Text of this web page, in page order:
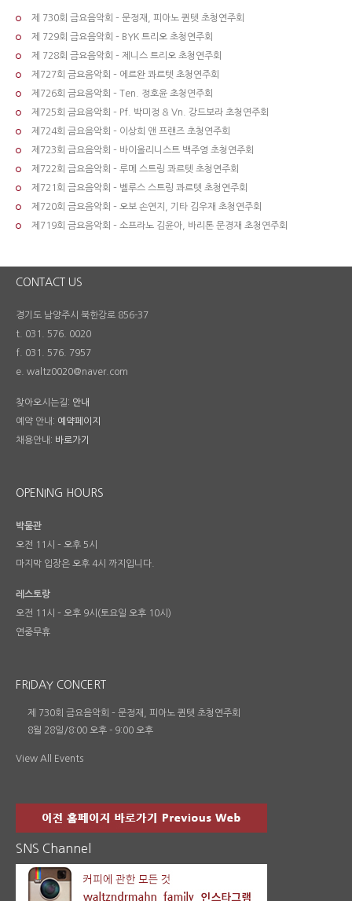
제 730회 금요음악회 – 문정재, 피아노 퀸텟 초청연주회
제 729회 금요음악회 – BYK 트리오 초청연주회
제 728회 금요음악회 – 제니스 트리오 초청연주회
제727회 금요음악회 – 에르완 콰르텟 초청연주회
제726회 금요음악회 – Ten. 정호윤 초청연주회
제725회 금요음악회 – Pf. 박미정 & Vn. 강드보라 초청연주회
제724회 금요음악회 – 이상희 앤 프랜즈 초청연주회
제723회 금요음악회 – 바이올리니스트 백주영 초청연주회
제722회 금요음악회 – 루메 스트링 콰르텟 초청연주회
제721회 금요음악회 – 벨루스 스트링 콰르텟 초청연주회
제720회 금요음악회 – 오보 손연지, 기타 김우재 초청연주회
제719회 금요음악회 – 소프라노 김윤아, 바리톤 문경재 초청연주회
CONTACT US
경기도 남양주시 북한강로 856-37
t. 031. 576. 0020
f. 031. 576. 7957
e. waltz0020@naver.com
찾아오시는길: 안내
예약 안내: 예약페이지
채용안내: 바로가기
OPENING HOURS
박물관
오전 11시 – 오후 5시
마지막 입장은 오후 4시 까지입니다.
레스토랑
오전 11시 – 오후 9시(토요일 오후 10시)
연중무휴
FRIDAY CONCERT
제 730회 금요음악회 – 문정재, 피아노 퀸텟 초청연주회
8월 28일/8:00 오후 - 9:00 오후
View All Events
SNS Channel